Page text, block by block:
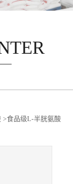
>食品级L-半胱氨酸